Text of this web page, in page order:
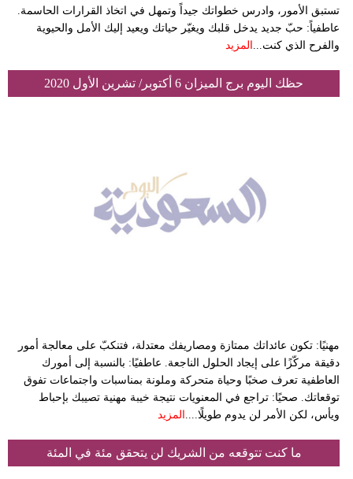
تستبق الأمور، وادرس خطواتك جيداً وتمهل في اتخاذ القرارات الحاسمة.‏
عاطفياً: حبّ جديد يدخل قلبك ويغيّر حياتك ويعيد إليك الأمل والحيوية
والفرح الذي كنت...
المزيد
حظك اليوم برج الميزان 6 أكتوبر/ تشرين الأول 2020
مهنيًا: تكون عائداتك ممتازة ومصاريفك معتدلة، فتنكبّ على معالجة أمور
دقيقة مركّزًا على إيجاد الحلول الناجعة. عاطفيًا: بالنسبة إلى أمورك
العاطفية تعرف صخبًا وحياة متحركة وملونة بمناسبات واجتماعات تفوق
توقعاتك. صحيًا: تراجع في المعنويات نتيجة خيبة مهنية تصيبك بإحباط
ويأس، لكن الأمر لن يدوم طويلًا.... المزيد
ما كنت تتوقعه من الشريك لن يتحقق مئة في المئة